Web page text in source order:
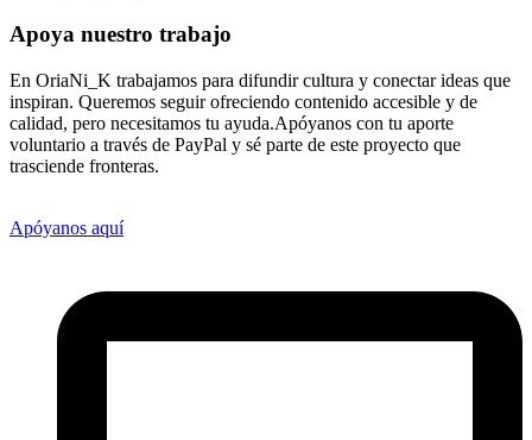
Apoya nuestro trabajo
En OriaNi_K trabajamos para difundir cultura y conectar ideas que
inspiran. Queremos seguir ofreciendo contenido accesible y de
calidad, pero necesitamos tu ayuda.Apóyanos con tu aporte
voluntario a través de PayPal y sé parte de este proyecto que
trasciende fronteras.
Apóyanos aquí